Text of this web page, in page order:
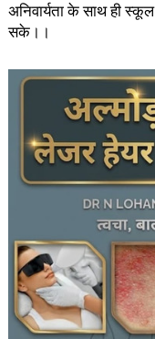
अनिवार्यता के साथ ही
सके।।